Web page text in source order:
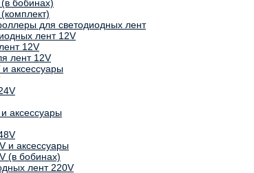
бобинах)
для светодиодных лент
лент 12V
12V
лент 12V
аксессуары
аксессуары
и аксессуары
(в бобинах)
лент 220V